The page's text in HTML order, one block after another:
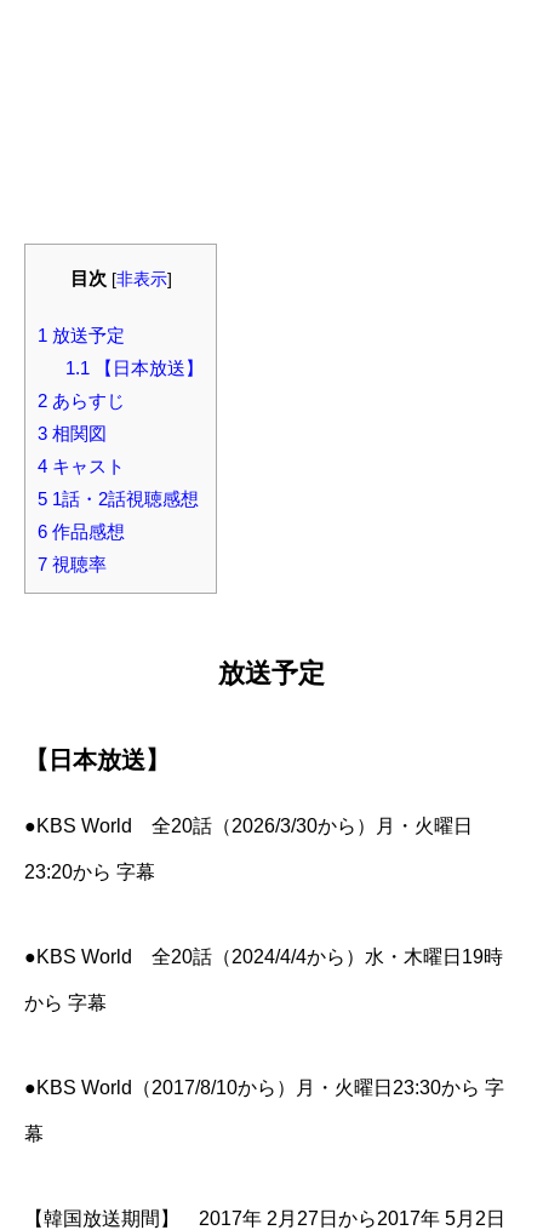
目次 [非表示]
1 放送予定
1.1 【日本放送】
2 あらすじ
3 相関図
4 キャスト
5 1話・2話視聴感想
6 作品感想
7 視聴率
放送予定
【日本放送】
●KBS World 全20話（2026/3/30から）月・火曜日
23:20から 字幕
●KBS World 全20話（2024/4/4から）水・木曜日19時
から 字幕
●KBS World（2017/8/10から）月・火曜日23:30から 字
幕
【韓国放送期間】 2017年 2月27日から2017年 5月2日